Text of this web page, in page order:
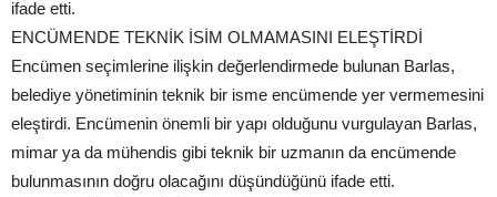
ifade etti.
ENCÜMENDE TEKNİK İSİM OLMAMASINI ELEŞTİRDİ
Encümen seçimlerine ilişkin değerlendirmede bulunan Barlas,
belediye yönetiminin teknik bir isme encümende yer vermemesini
eleştirdi. Encümenin önemli bir yapı olduğunu vurgulayan Barlas,
mimar ya da mühendis gibi teknik bir uzmanın da encümende
bulunmasının doğru olacağını düşündüğünü ifade etti.